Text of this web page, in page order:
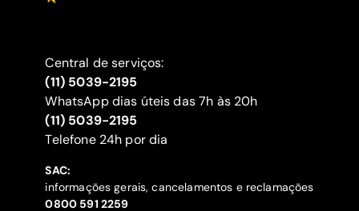
Central de serviços:
(11) 5039-2195
WhatsApp dias úteis das 7h às 20h
(11) 5039-2195
‍Telefone 24h por dia
SAC:
informações gerais, cancelamentos e reclamações
‍0800 591 2259